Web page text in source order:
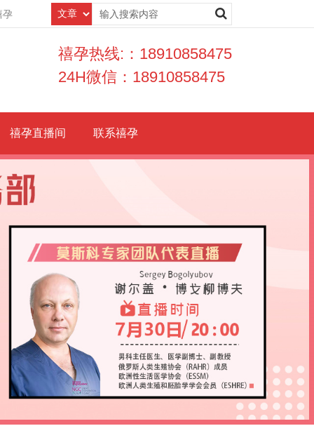
孕
禧孕热线:：18910858475
24H微信：18910858475
禧孕直播间 联系禧孕